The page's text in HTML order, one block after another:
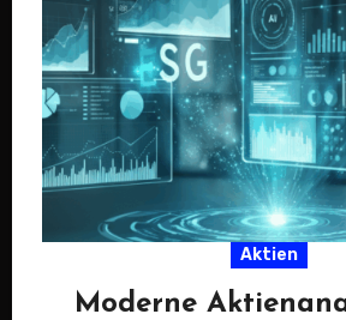
Aktien
Moderne